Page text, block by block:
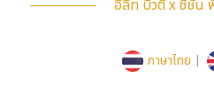
อีลิท บิวตี้ x ซิชั่น
ภาษาไทย |